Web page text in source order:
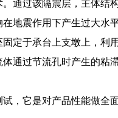
通过该隔震层，主体结
地震作用下产生过大水
定于承台上支墩上，利
通过节流孔时产生的粘
，它是对产品性能做全